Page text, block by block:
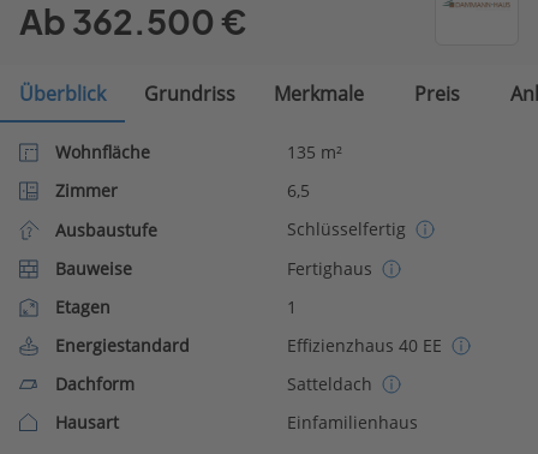
Ab 362.500 €
Überblick Grundriss Merkmale Preis
Wohnfläche
135 m²
Zimmer
6,5
Ausbaustufe
Schlüsselfertig
Bauweise
Fertighaus
Etagen
1
Energiestandard
Effizienzhaus 40 EE
Dachform
Satteldach
Hausart
Einfamilienhaus